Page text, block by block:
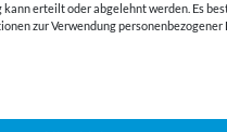
erteilt oder abgelehnt werden. Es
zur Verwendung personenbezogener